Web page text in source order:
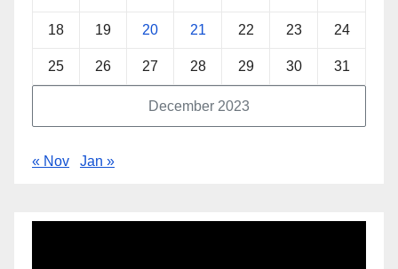
December 2023
18 19 20 21 22 23 24
25 26 27 28 29 30 31
« Nov Jan »